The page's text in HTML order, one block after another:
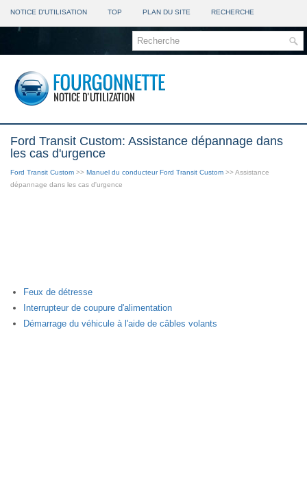
NOTICE D'UTILISATION TOP PLAN DU SITE RECHERCHE
Ford Transit Custom: Assistance dépannage dans
les cas d'urgence
Ford Transit Custom >> Manuel du conducteur Ford Transit Custom >> Assistance
dépannage dans les cas d'urgence
Feux de détresse
Interrupteur de coupure d'alimentation
Démarrage du véhicule à l'aide de câbles volants